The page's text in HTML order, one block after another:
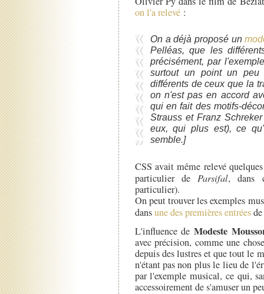
on l'a relevé:
On a déjà proposé un
Pelléas, que les
précisément, par
surtout un point un
différents de ceux que la
on n'est pas en accord
qui en fait des motifs-
Strauss et Franz
eux, qui plus est), ce
semble.]
CSS avait même relevé
particulier deParsifal, dans
particulier).
On peut trouver les exemples
dansune des premières entréesde
L'influence deModeste
avec précision, comme une
depuis des lustres et que tout le
n'étant pas non plus le lieu de
par l'exemple musical, ce qui,
accessoirement de s'amuser un